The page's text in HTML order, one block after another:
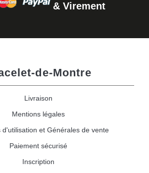
& Virement
de-Montre
Livraison
Mentions légales
d'utilisation et Générales de vente
Paiement sécurisé
Inscription